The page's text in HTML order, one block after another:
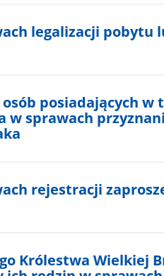
legalizacji pobytu
posiadających w
w sprawach
rejestracji
Królestwa Wielkiej